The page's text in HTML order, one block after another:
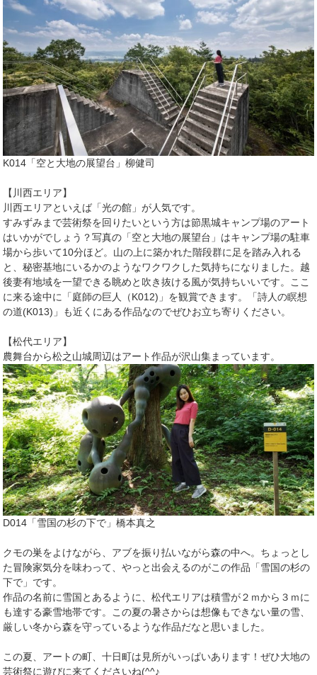
K014「空と大地の展望台」柳健司
【川西エリア】
川西エリアといえば「光の館」が人気です。
すみずみまで芸術祭を回りたいという方は節黒城キャンプ場のアート
はいかがでしょう？写真の「空と大地の展望台」はキャンプ場の駐車
場から歩いて10分ほど。山の上に築かれた階段群に足を踏み入れる
と、秘密基地にいるかのようなワクワクした気持ちになりました。越
後妻有地域を一望できる眺めと吹き抜ける風が気持ちいいです。ここ
に来る途中に「庭師の巨人（K012)」を観賞できます。「詩人の瞑想
の道(K013)」も近くにある作品なのでぜひお立ち寄りください。
【松代エリア】
農舞台から松之山城周辺はアート作品が沢山集まっています。
D014「雪国の杉の下で」橋本真之
クモの巣をよけながら、アブを振り払いながら森の中へ。ちょっとし
た冒険家気分を味わって、やっと出会えるのがこの作品「雪国の杉の
下で」です。
作品の名前に雪国とあるように、松代エリアは積雪が２ｍから３ｍに
も達する豪雪地帯です。この夏の暑さからは想像もできない量の雪、
厳しい冬から森を守っているような作品だなと思いました。
この夏、アートの町、十日町は見所がいっぱいあります！ぜひ大地の
芸術祭に遊びに来てくださいね(^^♪